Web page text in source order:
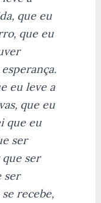
que eu
que eu
eu leve a
que eu
que eu
ser
ser
ser
recebe,